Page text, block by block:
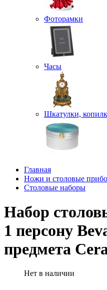
Фоторамки
Часы
Шкатулки,
Главная
Ножи и столовые
Столовые наборы
Набор
1 персону
предмета
Нет в наличии